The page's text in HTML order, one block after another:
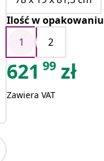
Ilość w opakowaniu
1
2
621 99 zł
Zawiera VAT